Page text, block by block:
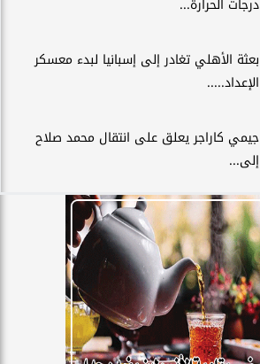
بعثة الأهلي تغادر إلى إسبانيا لبدء معسكر
الإعداد.....
جيمي كاراجر يعلق على انتقال محمد صلاح
إلى...